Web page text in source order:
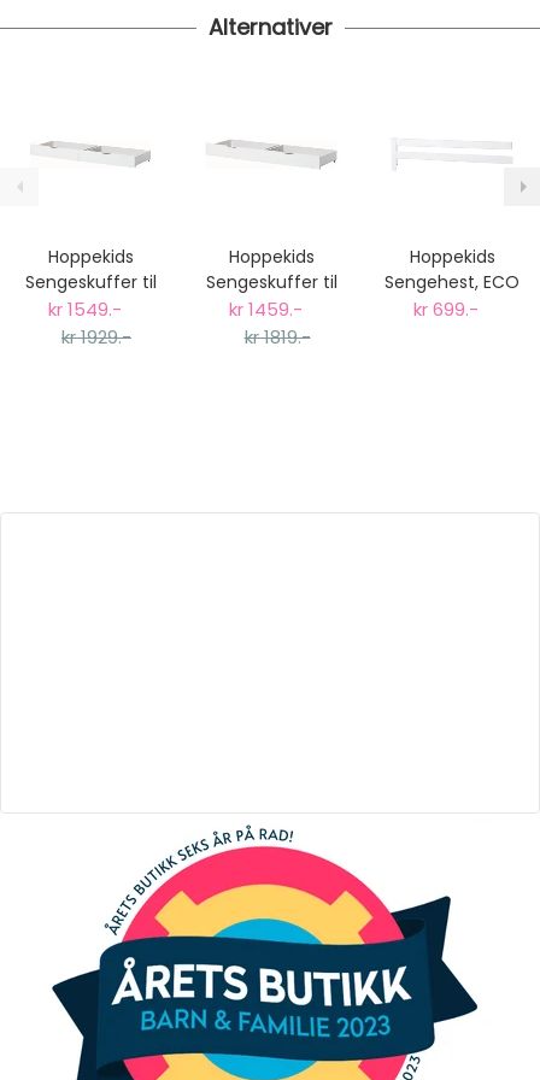
Alternativer
Hoppekids
Sengeskuffer til
70x190cm og
90x200cm
kr 1549.-
kr 1929.-
Hoppekids
Sengeskuffer til
70x160cm
senger, Hvit
kr 1459.-
kr 1819.-
Hoppekids
Sengehest, ECO
Luxury
kr 699.-